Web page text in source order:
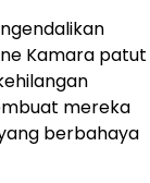
Kamara patut
mereka
berbahaya